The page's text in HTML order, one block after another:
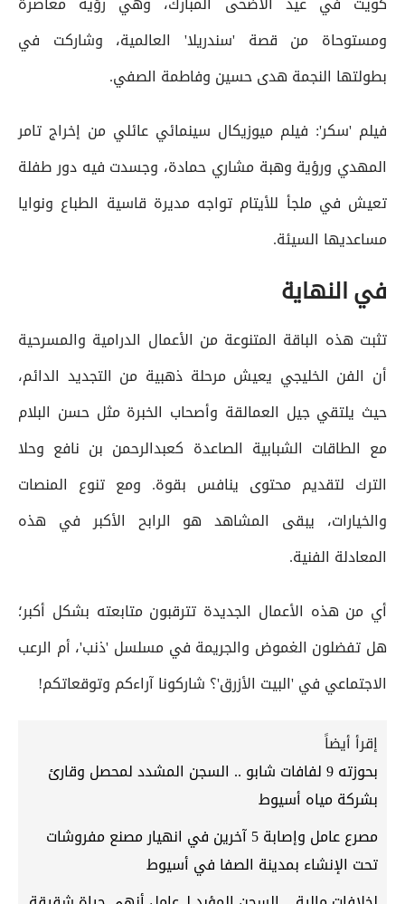
ومستوحاة من قصة 'سندريلا' العالمية، وشاركت في
بطولتها النجمة هدى حسين وفاطمة الصفي.
فيلم 'سكر': فيلم ميوزيكال سينمائي عائلي من إخراج تامر
المهدي ورؤية وهبة مشاري حمادة، وجسدت فيه دور طفلة
تعيش في ملجأ للأيتام تواجه مديرة قاسية الطباع ونوايا
مساعديها السيئة.
في النهاية
تثبت هذه الباقة المتنوعة من الأعمال الدرامية والمسرحية
أن الفن الخليجي يعيش مرحلة ذهبية من التجديد الدائم،
حيث يلتقي جيل العمالقة وأصحاب الخبرة مثل حسن البلام
مع الطاقات الشبابية الصاعدة كعبدالرحمن بن نافع وحلا
الترك لتقديم محتوى ينافس بقوة. ومع تنوع المنصات
والخيارات، يبقى المشاهد هو الرابح الأكبر في هذه
المعادلة الفنية.
أي من هذه الأعمال الجديدة تترقبون متابعته بشكل أكبر؛
هل تفضلون الغموض والجريمة في مسلسل 'ذنب'، أم الرعب
الاجتماعي في 'البيت الأزرق'؟ شاركونا آراءكم وتوقعاتكم!
إقرأ أيضاً
بحوزته 9 لفافات شابو .. السجن المشدد لمحصل وقارئ
بشركة مياه أسيوط
مصرع عامل وإصابة 5 آخرين في انهيار مصنع مفروشات
تحت الإنشاء بمدينة الصفا في أسيوط